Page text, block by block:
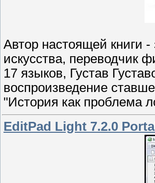
Автор настоящей книги
искусства, переводчик
17 языков, Густав
воспроизведение
"История как проблема
EditPad Light 7.2.0